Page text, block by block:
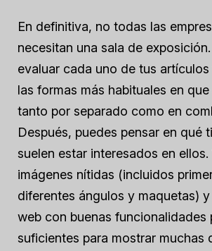
En definitiva, no todas las
necesitan una sala de
evaluar cada uno de tus artículos
las formas más habituales en
tanto por separado como en
Después, puedes pensar en qué
suelen estar interesados en ellos.
imágenes nítidas (incluidos
diferentes ángulos y maquetas)
web con buenas funcionalidades
suficientes para mostrar muchas